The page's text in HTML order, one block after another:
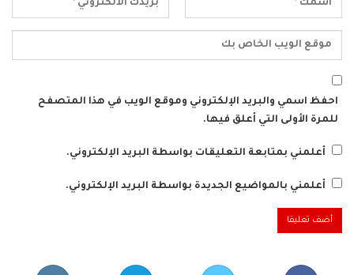
احفظ اسمي والبريد الإلكتروني وموقع الويب في هذا المتصفح
للمرة الأولى التي أعلق فيها.
أعلمني بمتابعة التعليقات بواسطة البريد الإلكتروني.
أعلمني بالمواضيع الجديدة بواسطة البريد الإلكتروني.